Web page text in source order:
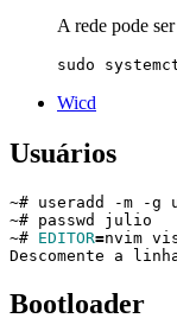
A rede pode
sudo
Wicd
Usuários
~# EDITOR=
Descomente a
Bootloader